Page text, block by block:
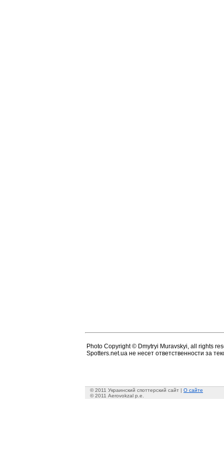
Photo Copyright © Dmytryi Muravskyi, all rights
Spotters.net.ua не несет ответственности за
© 2011 Украинский споттерский сайт | О сайте
© 2011 Aerovokzal p.e.